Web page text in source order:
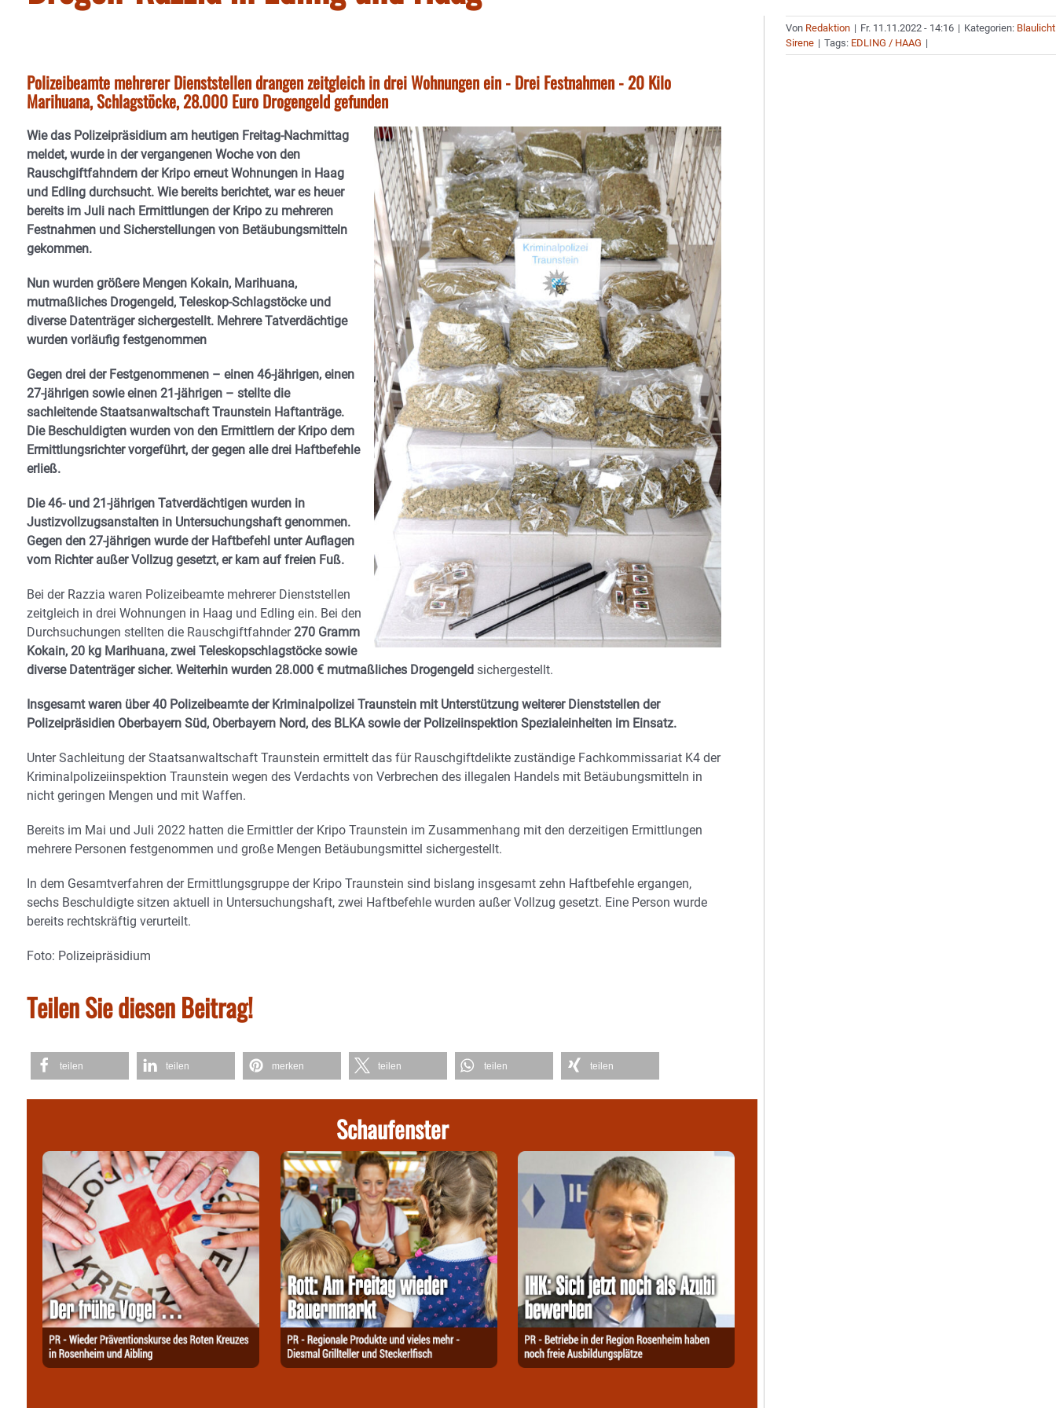
Polizeibeamte mehrerer Dienststellen drangen zeitgleich in drei Wohnungen ein - Drei Festnahmen - 20 Kilo
Marihuana, Schlagstöcke, 28.000 Euro Drogengeld gefunden
Wie das Polizeipräsidium am heutigen Freitag-Nachmittag
meldet, wurde in der vergangenen Woche von den
Rauschgiftfahndern der Kripo erneut Wohnungen in Haag
und Edling durchsucht. Wie bereits berichtet, war es heuer
bereits im Juli nach Ermittlungen der Kripo zu mehreren
Festnahmen und Sicherstellungen von Betäubungsmitteln
gekommen.
Nun wurden größere Mengen Kokain, Marihuana,
mutmaßliches Drogengeld, Teleskop-Schlagstöcke und
diverse Datenträger sichergestellt. Mehrere Tatverdächtige
wurden vorläufig festgenommen
Gegen drei der Festgenommenen – einen 46-jährigen, einen
27-jährigen sowie einen 21-jährigen – stellte die
sachleitende Staatsanwaltschaft Traunstein Haftanträge.
Die Beschuldigten wurden von den Ermittlern der Kripo dem
Ermittlungsrichter vorgeführt, der gegen alle drei Haftbefehle
erließ.
Die 46- und 21-jährigen Tatverdächtigen wurden in
Justizvollzugsanstalten in Untersuchungshaft genommen.
Gegen den 27-jährigen wurde der Haftbefehl unter Auflagen
vom Richter außer Vollzug gesetzt, er kam auf freien Fuß.
Bei der Razzia waren Polizeibeamte mehrerer Dienststellen
zeitgleich in drei Wohnungen in Haag und Edling ein. Bei den
Durchsuchungen stellten die Rauschgiftfahnder270 Gramm
Kokain, 20 kg Marihuana, zwei Teleskopschlagstöcke sowie
diverse Datenträger sicher. Weiterhin wurden 28.000 € mutmaßliches Drogengeld sichergestellt.
Insgesamt waren über 40 Polizeibeamte der Kriminalpolizei Traunstein mit Unterstützung weiterer Dienststellen der
Polizeipräsidien Oberbayern Süd, Oberbayern Nord, des BLKA sowie der Polizeiinspektion Spezialeinheiten im Einsatz.
Unter Sachleitung der Staatsanwaltschaft Traunstein ermittelt das für Rauschgiftdelikte zuständige Fachkommissariat K4 der
Kriminalpolizeiinspektion Traunstein wegen des Verdachts von Verbrechen des illegalen Handels mit Betäubungsmitteln in
nicht geringen Mengen und mit Waffen.
Bereits im Mai und Juli 2022 hatten die Ermittler der Kripo Traunstein im Zusammenhang mit den derzeitigen Ermittlungen
mehrere Personen festgenommen und große Mengen Betäubungsmittel sichergestellt.
In dem Gesamtverfahren der Ermittlungsgruppe der Kripo Traunstein sind bislang insgesamt zehn Haftbefehle ergangen,
sechs Beschuldigte sitzen aktuell in Untersuchungshaft, zwei Haftbefehle wurden außer Vollzug gesetzt. Eine Person wurde
bereits rechtskräftig verurteilt.
Foto: Polizeipräsidium
Teilen Sie diesen Beitrag!
teilen teilen merken teilen teilen teilen
Schaufenster
Von Redaktion | Fr. 11.11.2022 - 14:16 | Kategorien:
Sirene | Tags: EDLING / HAAG |